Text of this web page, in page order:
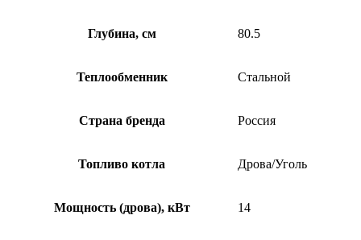
Глубина, см 80.5
Теплообменник Стальной
Страна бренда Россия
Топливо котла Дрова/Уголь
Мощность (дрова), кВт 14